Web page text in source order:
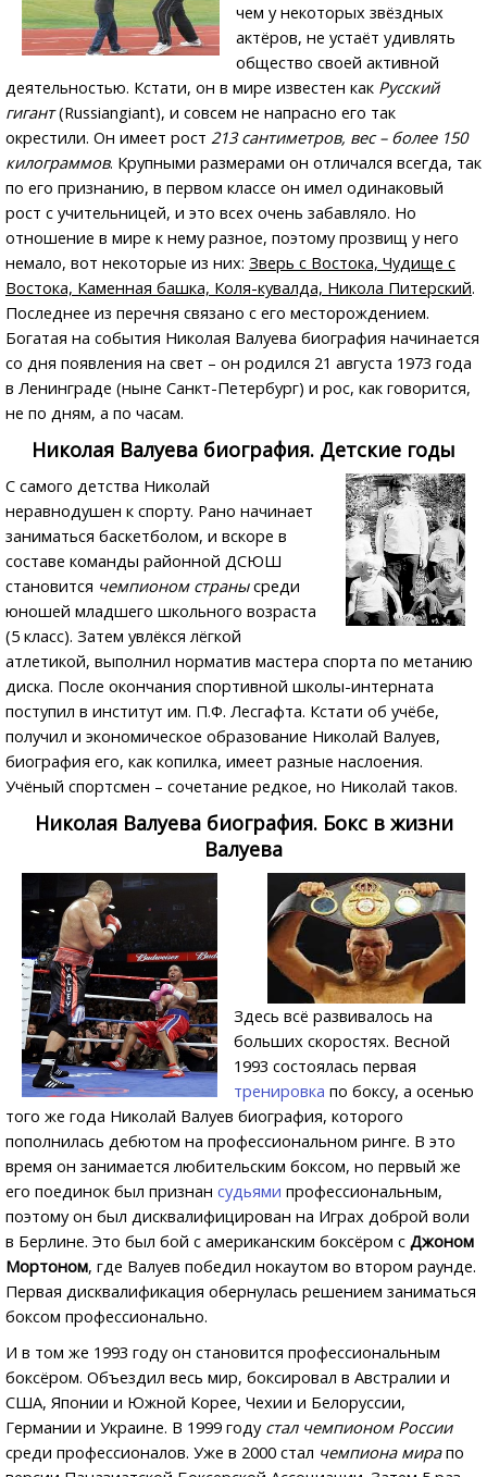
чем у некоторых звёздных
актёров, не устаёт удивлять
общество своей активной
деятельностью. Кстати, он в мире известен как Русский
гигант(Russiangiant), и совсем не напрасно его так
окрестили. Он имеет рост 213 сантиметров, вес – более 150
килограммов. Крупными размерами он отличался всегда, так
по его признанию, в первом классе он имел одинаковый
рост с учительницей, и это всех очень забавляло. Но
отношение в мире к нему разное, поэтому прозвищ у него
немало, вот некоторые из них: Зверь с Востока, Чудище с
Востока, Каменная башка, Коля-кувалда, Никола Питерский.
Последнее из перечня связано с его месторождением.
Богатая на события Николая Валуева биография начинается
со дня появления на свет – он родился 21 августа 1973 года
в Ленинграде (ныне Санкт-Петербург) и рос, как говорится,
не по дням, а по часам.
Николая Валуева биография. Детские годы
С самого детства Николай
неравнодушен к спорту. Рано начинает
заниматься баскетболом, и вскоре в
составе команды районной ДСЮШ
становится чемпионом странысреди
юношей младшего школьного возраста
(5 класс). Затем увлёкся лёгкой
атлетикой, выполнил норматив мастера спорта по метанию
диска. После окончания спортивной школы-интерната
поступил в институт им. П.Ф. Лесгафта. Кстати об учёбе,
получил и экономическое образование Николай Валуев,
биография его, как копилка, имеет разные наслоения.
Учёный спортсмен – сочетание редкое, но Николай таков.
Николая Валуева биография. Бокс в жизни
Валуева
Здесь всё развивалось на
больших скоростях. Весной
1993 состоялась первая
тренировка по боксу, а осенью
того же года Николай Валуев биография, которого
пополнилась дебютом на профессиональном ринге. В это
время он занимается любительским боксом, но первый же
его поединок был признан судьями профессиональным,
поэтому он был дисквалифицирован на Играх доброй воли
в Берлине. Это был бой с американским боксёром с Джоном
Мортоном, где Валуев победил нокаутом во втором раунде.
Первая дисквалификация обернулась решением заниматься
боксом профессионально.
И в том же 1993 году он становится профессиональным
боксёром. Объездил весь мир, боксировал в Австралии и
США, Японии и Южной Корее, Чехии и Белоруссии,
Германии и Украине. В 1999 году стал чемпионом России
среди профессионалов. Уже в 2000 стал чемпиона мирапо